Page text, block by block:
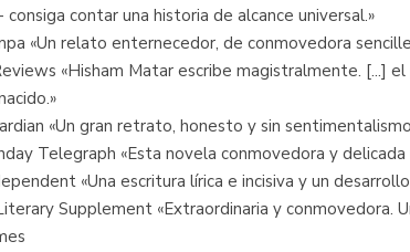
contar una historia de alcance universal.»
«Un relato enternecedor, de conmovedora
«Hisham Matar escribe magistralmente. [...]
«Un gran retrato, honesto y sin
Telegraph «Esta novela conmovedora y
«Una escritura lírica e incisiva y un
Supplement «Extraordinaria y conmovedora.